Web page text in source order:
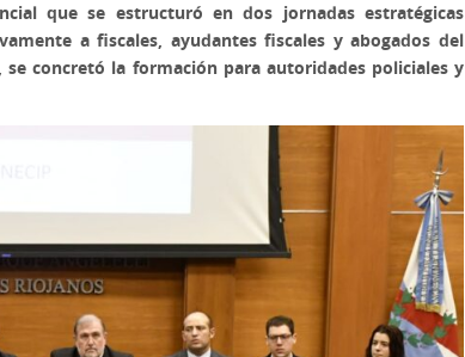
que se estructuró en dos jornadas estratégicas
a fiscales, ayudantes fiscales y abogados del
concretó la formación para autoridades policiales y